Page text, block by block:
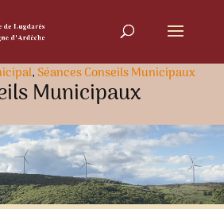
,Séances Conseils Municipaux
Municipaux